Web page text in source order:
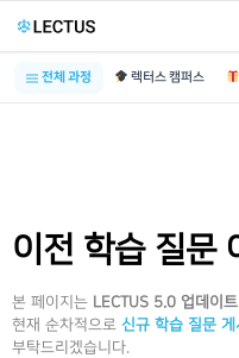
전체 과정 렉터스
이전 학습 질문
본 페이지는 LECTUS 5.0 업데이
현재 순차적으로 신규 학습 질문 게
부탁드리겠습니다.